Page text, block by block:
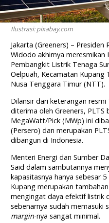
Ilustrasi: pixabay.com
Jakarta (Greeners) – Presiden
Widodo akhirnya
Pembangkit Listrik Tenaga
Oelpuah, Kecamatan Kupang
Nusa Tenggara Timur (NTT).
Dilansir dari keterangan
diterima oleh Greeners, PLTS
MegaWatt/Pick (MWp) ini
(Persero) dan merupakan
dibangun di Indonesia.
Menteri Energi dan Sumber
Said dalam sambutannya
kapasitasnya hanya sebesar
Kupang merupakan
mengingat daya efektif listrik
sebenarnya sudah memasuki
margin-nya sangat minimal.